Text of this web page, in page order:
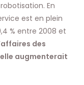
En
est en plein
% entre 2008 et
des
augmenterait